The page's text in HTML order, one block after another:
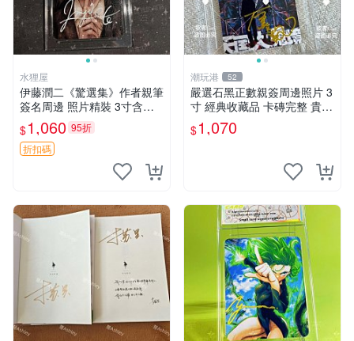
水狸屋
伊藤潤二《驚選集》作者親筆
簽名周邊 照片精裝 3寸含原
裝卡磚 收藏級紀念照 驚選集
親筆簽名 周邊收藏
$1,060 95折
折扣碼
潮玩港 52
嚴選石黑正數親簽周邊照片 3
寸 經典收藏品 卡磚完整 貴重
紀念照 周邊收藏 照片
$1,070